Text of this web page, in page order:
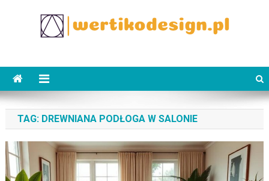
TAG: DREWNIANA PODŁOGA W SALONIE